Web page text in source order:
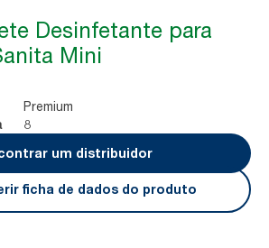
Desinfetante para
Mini
Premium
8
um distribuidor
ficha de dados do produto